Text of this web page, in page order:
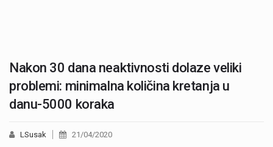
Nakon 30 dana neaktivnosti dolaze veliki
problemi: minimalna količina kretanja u
danu-5000 koraka
LSusak 21/04/2020